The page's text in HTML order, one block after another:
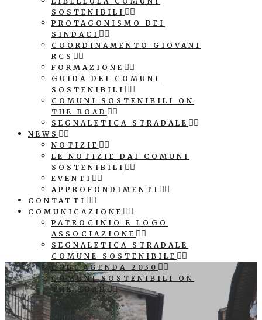
SOSTENIBILI
PROTAGONISMO DEI
SINDACI
COORDINAMENTO GIOVANI
RCS
FORMAZIONE
GUIDA DEI COMUNI
SOSTENIBILI
COMUNI SOSTENIBILI ON
THE ROAD
SEGNALETICA STRADALE
NEWS
NOTIZIE
LE NOTIZIE DAI COMUNI
SOSTENIBILI
EVENTI
APPROFONDIMENTI
CONTATTI
COMUNICAZIONE
PATROCINIO E LOGO
ASSOCIAZIONE
SEGNALETICA STRADALE
COMUNE SOSTENIBILE
CUBI AGENDA 2030
COMUNI SOSTENIBILI ON
THE ROAD